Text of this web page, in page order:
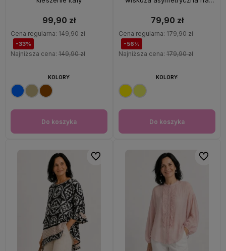
99,90 zł
Cena regularna: 149,90 zł
-33%
Najniższa cena: 149,90 zł
Do koszyka
KOLORY:
79,90 zł
Cena regularna: 179,90 zł
-56%
Najniższa cena: 179,90 zł
Do koszyka
KOLORY:
Do ulubionych Do